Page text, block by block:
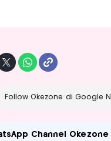
Follow Okezone di Google
Channel Okezone